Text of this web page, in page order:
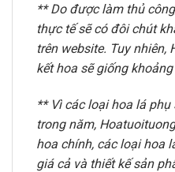
** Do được làm thủ
thực tế sẽ có đôi chút
trên website. Tuy
kết hoa sẽ giống
** Vì các loại hoa lá
trong năm,
hoa chính, các loại hoa
giá cả và thiết kế sản